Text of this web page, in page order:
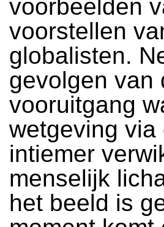
voorbeelden
voorstellen
globalisten.
gevolgen van
vooruitgang
wetgeving
intiemer
menselijk
het beeld is